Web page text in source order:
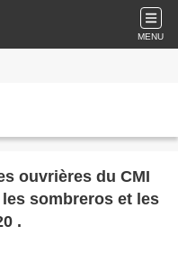
MENU
ouvrières du CMI
sombreros et les
.